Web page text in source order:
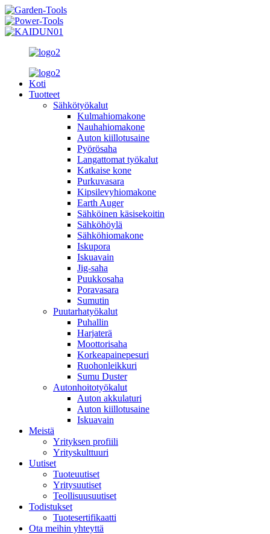
Koti
Tuotteet
Sähkötyökalut
Kulmahiomakone
Nauhahiomakone
Auton kiillotusaine
Pyörösaha
Langattomat työkalut
Katkaise kone
Purkuvasara
Kipsilevyhiomakone
Earth Auger
Sähköinen käsisekoitin
Sähköhöylä
Sähköhiomakone
Iskupora
Iskuavain
Jig-saha
Puukkosaha
Poravasara
Sumutin
Puutarhatyökalut
Puhallin
Harjaterä
Moottorisaha
Korkeapainepesuri
Ruohonleikkuri
Sumu Duster
Autonhoitotyökalut
Auton akkulaturi
Auton kiillotusaine
Iskuavain
Meistä
Yrityksen profiili
Yrityskulttuuri
Uutiset
Tuoteuutiset
Yritysuutiset
Teollisuusuutiset
Todistukset
Tuotesertifikaatti
Ota meihin yhteyttä